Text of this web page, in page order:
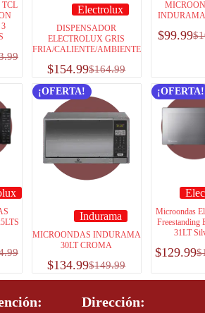
TCL
Electrolux
DISPENSADOR
ELECTROLUX GRIS
FRIA/CALIENTE/AMBIENTE
$164.99
$154.99
INDURAMA
$
$99.99
¡OFERTA!
Indurama
MICROONDAS INDURAMA
30LT CROMA
$149.99
$134.99
¡OFERTA!
Microondas
Freestanding
31LT
$
$129.99
Dirección: